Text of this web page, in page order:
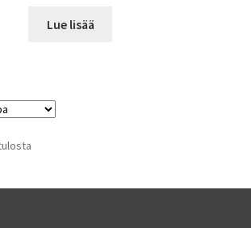
Lue lisää